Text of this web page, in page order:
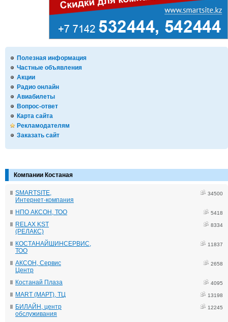
Полезная информация
Частные объявления
Акции
Радио онлайн
Авиабилеты
Вопрос-ответ
Карта сайта
Рекламодателям
Заказать сайт
Компании Костаная
SMARTSITE,
Интернет-компания
34500
НПО АКСОН, ТОО 5418
RELAX KST
(РЕЛАКС)
8334
КОСТАНАЙШИНСЕРВИС,
ТОО
11837
АКСОН, Сервис
Центр
2658
Костанай Плаза 4095
MART (МАРТ), ТЦ 13198
БИЛАЙН, центр
обслуживания
12245